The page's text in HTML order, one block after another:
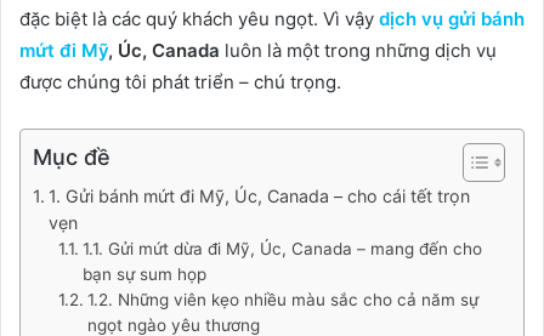
đặc biệt là các quý khách yêu ngọt. Vì vậy dịch vụ gửi bánh
mứt đi Mỹ, Úc, Canada luôn là một trong những dịch vụ
được chúng tôi phát triển – chú trọng.
Mục đề
1. Gửi bánh mứt đi Mỹ, Úc, Canada – cho cái tết trọn
vẹn
1.1. Gửi mứt dừa đi Mỹ, Úc, Canada – mang đến cho
bạn sự sum họp
1.2. Những viên kẹo nhiều màu sắc cho cả năm sự
ngọt ngào yêu thương